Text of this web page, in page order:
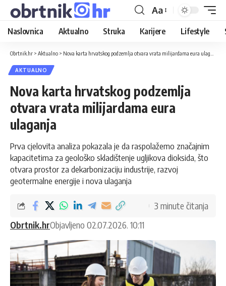
Aa
Naslovnica Aktualno Struka Karijere Lifestyle
Obrtnik.hr > Aktualno > Nova karta hrvatskog podzemlja otvara vrata milijardama eura ulaganja
AKTUALNO
Nova karta hrvatskog podzemlja
otvara vrata milijardama eura
ulaganja
Prva cjelovita analiza pokazala je da raspolažemo značajnim
kapacitetima za geološko skladištenje ugljikova dioksida, što
otvara prostor za dekarbonizaciju industrije, razvoj
geotermalne energije i nova ulaganja
Obrtnik.hrObjavljeno 02.07.2026. 10:11
3 minute čitanja